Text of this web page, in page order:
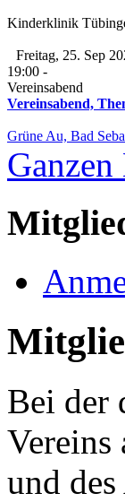
Kinderklinik
Freitag, 25. Sep
19:00 -
Vereinsabend
Vereinsabend,
Grüne Au, Bad
Ganzen
Bei der
Vereins
und des